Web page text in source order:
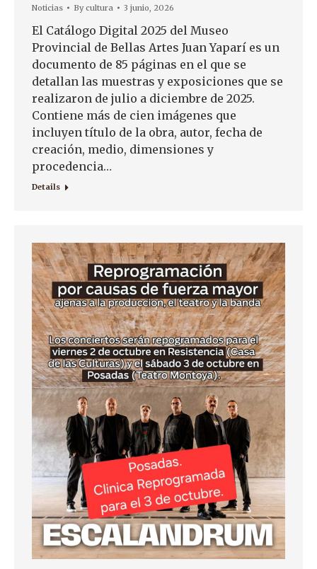
Noticias Bycultura 3 junio, 2026
El Catálogo Digital 2025 del Museo
Provincial de Bellas Artes Juan Yaparí es un
documento de 85 páginas en el que se
detallan las muestras y exposiciones que se
realizaron de julio a diciembre de 2025.
Contiene más de cien imágenes que
incluyen título de la obra, autor, fecha de
creación, medio, dimensiones y
procedencia…
Details